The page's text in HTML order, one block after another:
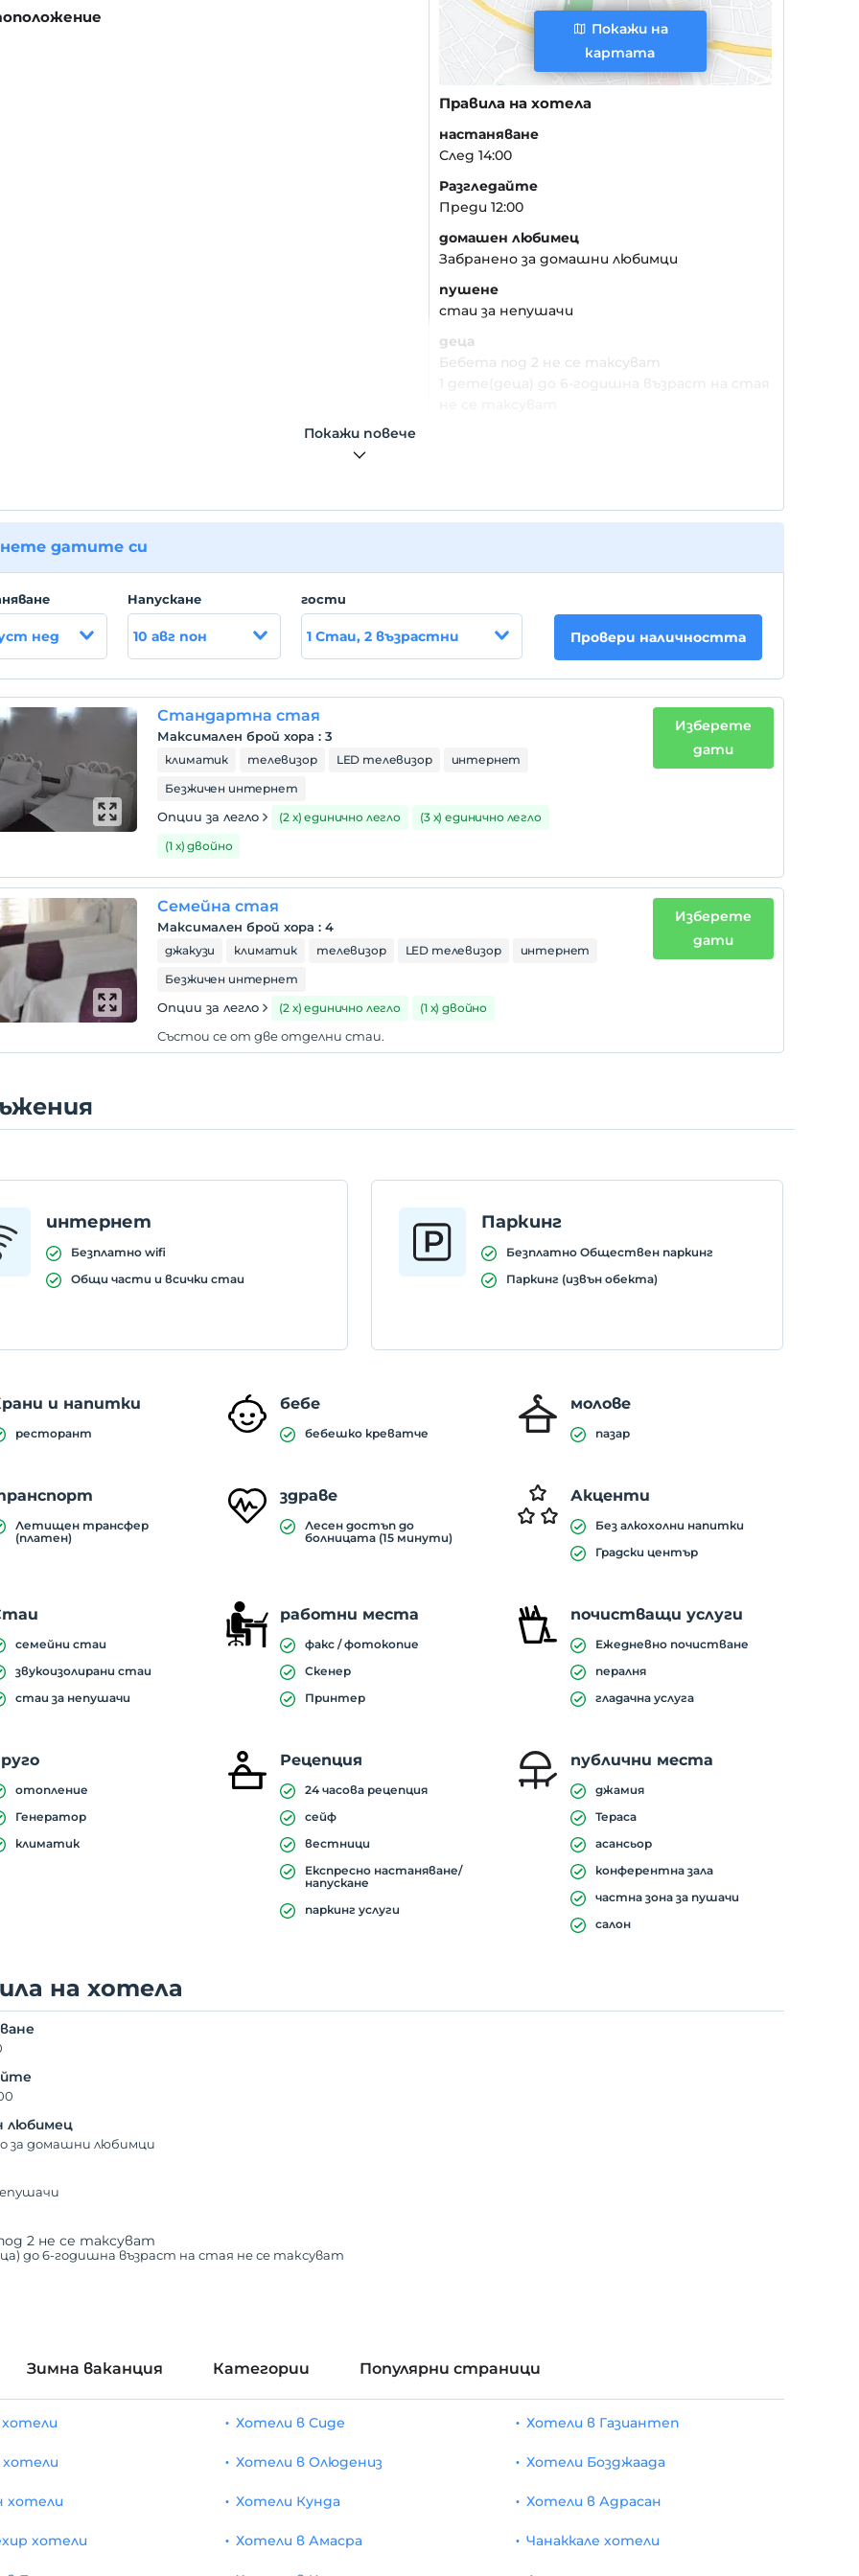
Покажи на
картата
Правила на хотела
настаняване
След 14:00
Разгледайте
Преди 12:00
домашен любимец
Забранено за домашни любимци
пушене
стаи за непушачи
деца
Бебета под 2 не се таксуват
Покажи повече
датите си
нед
Hапускане
10 авг пон
гости
1 Стаи, 2 възрастни Провери наличността
Стандартна стая
Максимален брой хора :3
климатик телевизор LED телевизор
интернет
Безжичен интернет
Опции за легло (2 х) единично легло
(3 х) единично легло
(1 х) двойно
Изберете
дати
Семейна стая
Максимален брой хора :4
джакузи климатик телевизор LED телевизор
интернет
Безжичен интернет
Опции за легло (2 х) единично легло (1 х) двойно
Състои се от две отделни стаи.
Изберете
дати
интернет
Безплатно wifi
Общи части и всички стаи
Паркинг
Безплатно Обществен паркинг
Паркинг (извън обекта)
и напитки
ресторант
бебе
бебешко креватче
молове
пазар
Летищен трансфер
(платен)
здраве
Лесен достъп до
болницата (15 минути)
Акценти
Без алкохолни напитки
Градски център
семейни стаи
звукоизолирани стаи
стаи за непушачи
работни места
факс / фотокопие
Скенер
Принтер
почистващи услуги
Ежедневно почистване
пералня
гладачна услуга
отопление
Генератор
климатик
Рецепция
24 часова рецепция
сейф
вестници
Експресно настаняване/
напускане
паркинг услуги
публични места
джамия
Тераса
асансьор
конферентна зала
частна зона за пушачи
салон
на хотела
любимец
за домашни любимци
2 не се таксуват
до 6-годишна възраст на стая не се таксуват
Зимна ваканция Категории Популярни страници
хотели
хотели
хотели
Хотели в Сиде
Хотели в Олюдениз
Хотели Кунда
Хотели в Амасра
Хотели в Газиантеп
Хотели Бозджаада
Хотели в Адрасан
Чанаккале хотели